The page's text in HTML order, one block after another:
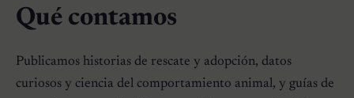
Qué contamos
Publicamos historias de rescate y adopción, datos
curiosos y ciencia del comportamiento animal, y guías de